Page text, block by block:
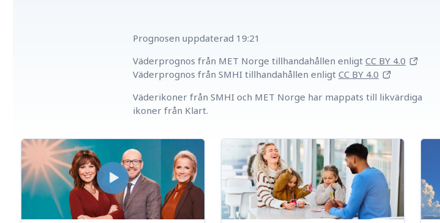
Prognosen uppdaterad 19:21
Väderprognos från MET Norge tillhandahållen enligt CC BY 4.0
Väderprognos från SMHI tillhandahållen enligt CC BY 4.0
Väderikoner från SMHI och MET Norge har mappats till likvärdiga
ikoner från Klart.